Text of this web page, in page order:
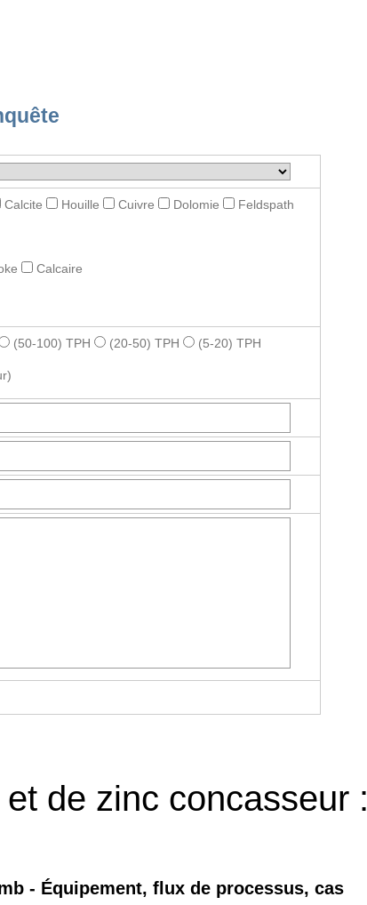
Calcite Houille Cuivre Dolomie Feldspath
Calcaire
(50-100) TPH (20-50) TPH (5-20) TPH
de zinc concasseur :
- Équipement, flux de processus, cas